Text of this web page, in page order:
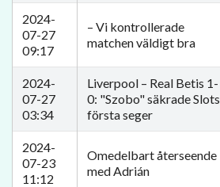
2024-
07-27
09:17
– Vi kontrollerade
matchen väldigt bra
2024-
07-27
03:34
Liverpool – Real Betis 1-
0: "Szobo" säkrade Slots
första seger
2024-
07-23
11:12
Omedelbart återseende
med Adrián